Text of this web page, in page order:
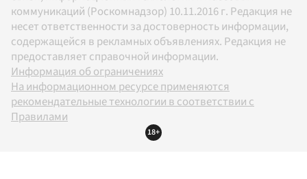
коммуникаций (Роскомнадзор) 10.11.2016 г. Редакция не
несет ответственности за достоверность информации,
содержащейся в рекламных объявлениях. Редакция не
предоставляет справочной информации.
Информация об ограничениях
На информационном ресурсе применяются
рекомендательные технологии в соответствии с
Правилами
18+